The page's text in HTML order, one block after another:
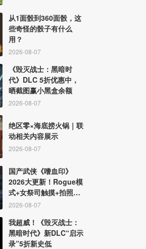
从1面骰到360面骰，这
些奇怪的骰子有什么
用？
2026-08-07
《毁灭战士：黑暗时
代》DLC 5折优惠中，
晒截图赢小黑盒余额
2026-08-07
绝区零×海底捞火锅｜联
动相关内容展示
2026-08-07
国产武侠《嗜血印》
2026大更新！Rogue模
式+女祭司触摸+拍照模
式
2026-08-07
我超威！《毁灭战士：
黑暗时代》新DLC“启示
录”5折新史低